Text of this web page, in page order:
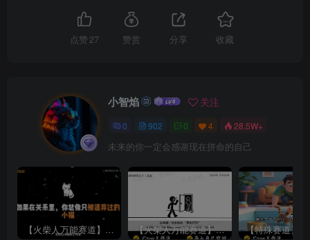
点赞27 赞赏 分享 收藏
小智焰 关注
0 902 0 4 28.5W+
未来的你一定会感谢现在拼命的自己
【火柴人万能赛道】火柴人心理学插画讲解视频丨扣子工作流智能体搭建coze工作流 【火柴人万能赛道】火柴人心理学智能文案视频丨扣子工作流智能体搭建coze工作流